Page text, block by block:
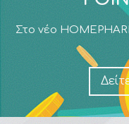
Στο νέο